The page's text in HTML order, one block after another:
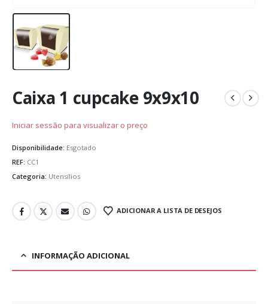
Caixa 1 cupcake 9x9x10
Iniciar sessão para visualizar o preço
Disponibilidade: Esgotado
REF: CC1
Categoria: Utensílios
ADICIONAR A LISTA DE DESEJOS
INFORMAÇÃO ADICIONAL